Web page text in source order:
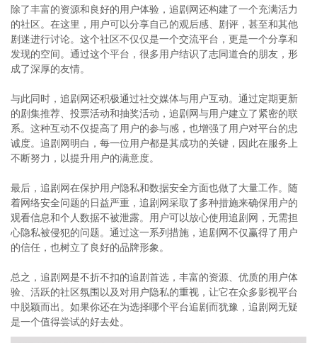
除了丰富的资源和良好的用户体验，追剧网还构建了一个充满活力
的社区。在这里，用户可以分享自己的观后感、剧评，甚至和其他
剧迷进行讨论。这个社区不仅仅是一个交流平台，更是一个分享和
发现的空间。通过这个平台，很多用户结识了志同道合的朋友，形
成了深厚的友情。
与此同时，追剧网还积极通过社交媒体与用户互动。通过定期更新
的剧集推荐、投票活动和抽奖活动，追剧网与用户建立了紧密的联
系。这种互动不仅提高了用户的参与感，也增强了用户对平台的忠
诚度。追剧网明白，每一位用户都是其成功的关键，因此在服务上
不断努力，以提升用户的满意度。
最后，追剧网在保护用户隐私和数据安全方面也做了大量工作。随
着网络安全问题的日益严重，追剧网采取了多种措施来确保用户的
观看信息和个人数据不被泄露。用户可以放心使用追剧网，无需担
心隐私被侵犯的问题。通过这一系列措施，追剧网不仅赢得了用户
的信任，也树立了良好的品牌形象。
总之，追剧网是不折不扣的追剧首选，丰富的资源、优质的用户体
验、活跃的社区氛围以及对用户隐私的重视，让它在众多影视平台
中脱颖而出。如果你还在为选择哪个平台追剧而犹豫，追剧网无疑
是一个值得尝试的好去处。